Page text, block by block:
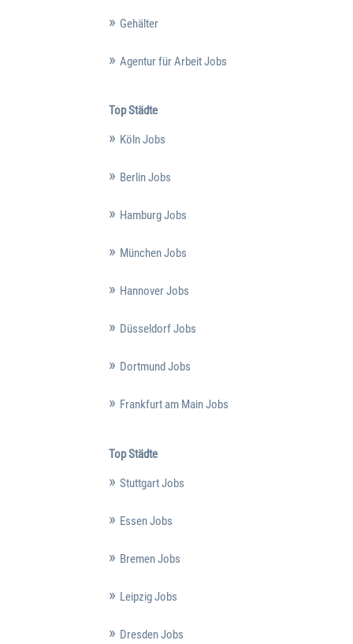
Gehälter
Agentur für Arbeit Jobs
Top Städte
Köln Jobs
Berlin Jobs
Hamburg Jobs
München Jobs
Hannover Jobs
Düsseldorf Jobs
Dortmund Jobs
Frankfurt am Main Jobs
Top Städte
Stuttgart Jobs
Essen Jobs
Bremen Jobs
Leipzig Jobs
Dresden Jobs